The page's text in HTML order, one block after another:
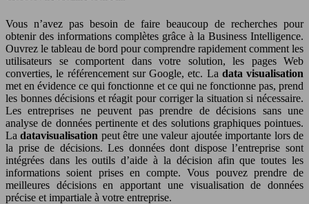
Vous n’avez pas besoin de faire beaucoup de recherches pour
obtenir des informations complètes grâce à la Business Intelligence.
Ouvrez le tableau de bord pour comprendre rapidement comment les
utilisateurs se comportent dans votre solution, les pages Web
converties, le référencement sur Google, etc. La data visualisation
met en évidence ce qui fonctionne et ce qui ne fonctionne pas, prend
les bonnes décisions et réagit pour corriger la situation si nécessaire.
Les entreprises ne peuvent pas prendre de décisions sans une
analyse de données pertinente et des solutions graphiques pointues.
Ladatavisualisation peut être une valeur ajoutée importante lors de
la prise de décisions. Les données dont dispose l’entreprise sont
intégrées dans les outils d’aide à la décision afin que toutes les
informations soient prises en compte. Vous pouvez prendre de
meilleures décisions en apportant une visualisation de données
précise et impartiale à votre entreprise.